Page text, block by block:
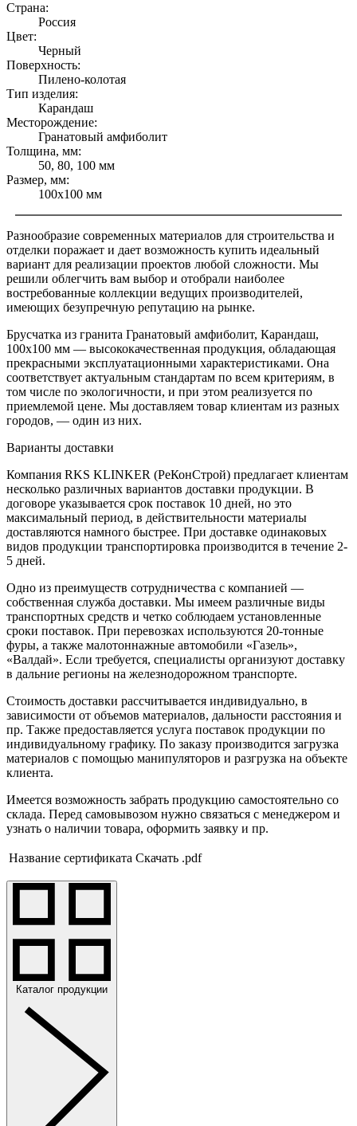
Страна:
Россия
Цвет:
Черный
Поверхность:
Пилено-колотая
Тип изделия:
Карандаш
Месторождение:
Гранатовый амфиболит
Толщина, мм:
50, 80, 100 мм
Размер, мм:
100x100 мм
Разнообразие современных материалов для строительства и
отделки поражает и дает возможность купить идеальный
вариант для реализации проектов любой сложности. Мы
решили облегчить вам выбор и отобрали наиболее
востребованные коллекции ведущих производителей,
имеющих безупречную репутацию на рынке.
Брусчатка из гранита Гранатовый амфиболит, Карандаш,
100x100 мм — высококачественная продукция, обладающая
прекрасными эксплуатационными характеристиками. Она
соответствует актуальным стандартам по всем критериям, в
том числе по экологичности, и при этом реализуется по
приемлемой цене. Мы доставляем товар клиентам из разных
городов, — один из них.
Варианты доставки
Компания RKS KLINKER (РеКонСтрой) предлагает клиентам
несколько различных вариантов доставки продукции. В
договоре указывается срок поставок 10 дней, но это
максимальный период, в действительности материалы
доставляются намного быстрее. При доставке одинаковых
видов продукции транспортировка производится в течение 2-
5 дней.
Одно из преимуществ сотрудничества с компанией —
собственная служба доставки. Мы имеем различные виды
транспортных средств и четко соблюдаем установленные
сроки поставок. При перевозках используются 20-тонные
фуры, а также малотоннажные автомобили «Газель»,
«Валдай». Если требуется, специалисты организуют доставку
в дальние регионы на железнодорожном транспорте.
Стоимость доставки рассчитывается индивидуально, в
зависимости от объемов материалов, дальности расстояния и
пр. Также предоставляется услуга поставок продукции по
индивидуальному графику. По заказу производится загрузка
материалов с помощью манипуляторов и разгрузка на объекте
клиента.
Имеется возможность забрать продукцию самостоятельно со
склада. Перед самовывозом нужно связаться с менеджером и
узнать о наличии товара, оформить заявку и пр.
Название сертификата Скачать .pdf
Каталог продукции